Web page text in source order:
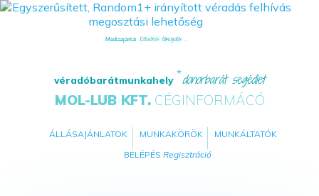
Médiaajánlat Kölcsönös támogatás ...
véradóbarátmunkahely donorbarát segédlet
MOL-LUB KFT.CÉGINFORMÁCÓ
ÁLLÁSAJÁNLATOK MUNKAKÖRÖK
MUNKÁLTATÓK
BELÉPÉS Regisztráció